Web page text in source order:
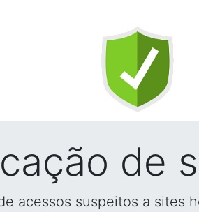
de
acessos suspeitos a sites